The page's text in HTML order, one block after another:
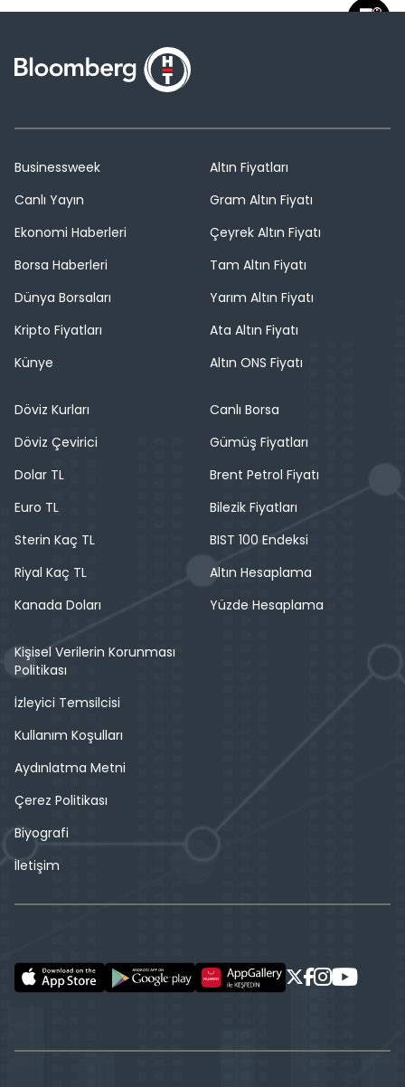
Businessweek
Canlı Yayın
Ekonomi Haberleri
Borsa Haberleri
Dünya Borsaları
Kripto Fiyatları
Künye
Altın Fiyatları
Gram Altın Fiyatı
Çeyrek Altın Fiyatı
Tam Altın Fiyatı
Yarım Altın Fiyatı
Ata Altın Fiyatı
Altın ONS Fiyatı
Döviz Kurları
Döviz Çevirici
Dolar TL
Euro TL
Sterin Kaç TL
Riyal Kaç TL
Kanada Doları
Canlı Borsa
Gümüş Fiyatları
Brent Petrol Fiyatı
Bilezik Fiyatları
BIST 100 Endeksi
Altın Hesaplama
Yüzde Hesaplama
Kişisel Verilerin Korunması
Politikası
İzleyici Temsilcisi
Kullanım Koşulları
Aydınlatma Metni
Çerez Politikası
Biyografi
İletişim